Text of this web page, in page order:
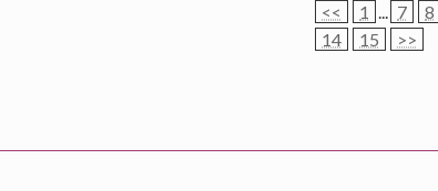
<< 1 ... 7 8
14
15 >>